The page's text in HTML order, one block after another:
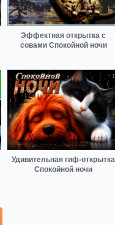
Эффектная открытка с
совами Спокойной ночи
Удивительная гиф-открытка
Спокойной ночи